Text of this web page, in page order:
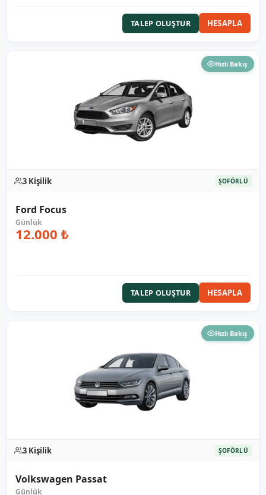
TALEP OLUŞTUR HESAPLA
Hızlı Bakış
3 Kişilik ŞOFÖRLÜ
Ford Focus
12.000 ₺
TALEP OLUŞTUR HESAPLA
Hızlı Bakış
3 Kişilik ŞOFÖRLÜ
Volkswagen Passat